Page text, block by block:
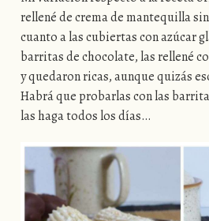
rellené de crema de mantequilla
cuanto a las cubiertas con azúcar
barritas de chocolate, las rellené
y quedaron ricas, aunque quizás
Habrá que probarlas con las
las haga todos los días…